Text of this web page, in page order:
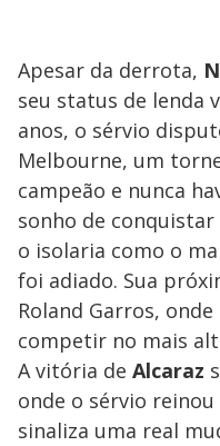
Apesar da derrota,
seu status de lenda
anos, o sérvio
Melbourne, um
campeão e nunca
sonho de conquistar
o isolaria como o
foi adiado. Sua
Roland Garros,
competir no mais
A vitória de Alcaraz
onde o sérvio
sinaliza uma real